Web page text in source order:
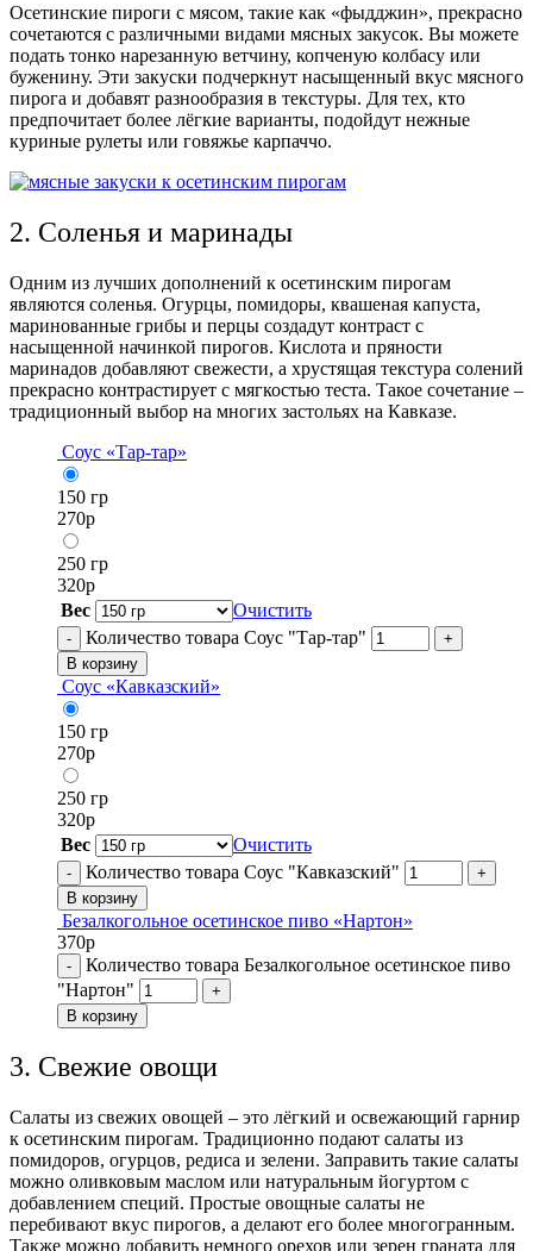
Осетинские пироги с мясом, такие как «фыдджин», прекрасно
сочетаются с различными видами мясных закусок. Вы можете
подать тонко нарезанную ветчину, копченую колбасу или
буженину. Эти закуски подчеркнут насыщенный вкус мясного
пирога и добавят разнообразия в текстуры. Для тех, кто
предпочитает более лёгкие варианты, подойдут нежные
куриные рулеты или говяжье карпаччо.
2. Соленья и маринады
Одним из лучших дополнений к осетинским пирогам
являются соленья. Огурцы, помидоры, квашеная капуста,
маринованные грибы и перцы создадут контраст с
насыщенной начинкой пирогов. Кислота и пряности
маринадов добавляют свежести, а хрустящая текстура солений
прекрасно контрастирует с мягкостью теста. Такое сочетание –
традиционный выбор на многих застольях на Кавказе.
Соус «Тар-тар»
150 гр
270р
250 гр
320р
Вес
Очистить
- Количество товара Соус "Тар-тар"
+
В корзину
Соус «Кавказский»
150 гр
270р
250 гр
320р
Вес
Очистить
- Количество товара Соус "Кавказский"
+
В корзину
Безалкогольное осетинское пиво «Нартон»
370р
-
Количество товара Безалкогольное осетинское пиво
"Нартон"
+
В корзину
3. Свежие овощи
Салаты из свежих овощей – это лёгкий и освежающий гарнир
к осетинским пирогам. Традиционно подают салаты из
помидоров, огурцов, редиса и зелени. Заправить такие салаты
можно оливковым маслом или натуральным йогуртом с
добавлением специй. Простые овощные салаты не
перебивают вкус пирогов, а делают его более многогранным.
Также можно добавить немного орехов или зерен граната для